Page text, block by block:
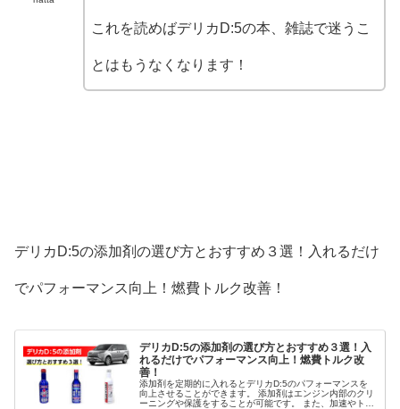
これを読めばデリカD:5の本、雑誌で迷うこ
とはもうなくなります！
デリカD:5の添加剤の選び方とおすすめ３選！入れるだけ
でパフォーマンス向上！燃費トルク改善！
デリカD:5の添加剤の選び方とおすすめ３選！入
れるだけでパフォーマンス向上！燃費トルク改
善！
添加剤を定期的に入れるとデリカD:5のパフォーマンスを
向上させることができます。 添加剤はエンジン内部のクリ
ーニングや保護をすることが可能です。 また、加速やトル